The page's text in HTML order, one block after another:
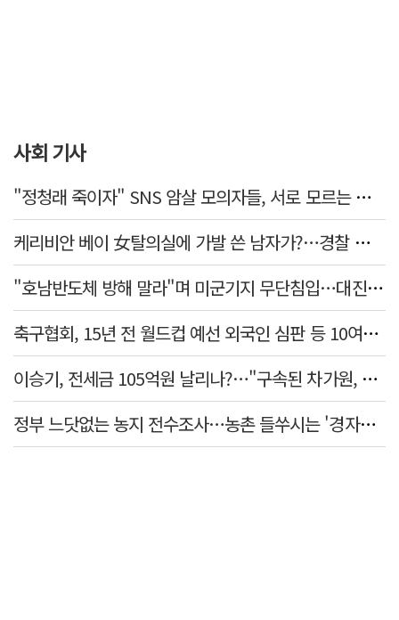
사회 기사
"정청래 죽이자" SNS 암살 모의자들, 서로 모르는 사이였다…檢송치
케리비안 베이 女탈의실에 가발 쓴 남자가?…경찰 추적 중
"호남반도체 방해 말라"며 미군기지 무단침입…대진연 회원 3명 '구속'
축구협회, 15년 전 월드컵 예선 외국인 심판 등 10여명에 '성 접대'
이승기, 전세금 105억원 날리나?…"구속된 차가원, 형사 범죄 영역"
정부 느닷없는 농지 전수조사…농촌 들쑤시는 '경자유전'의 칼날